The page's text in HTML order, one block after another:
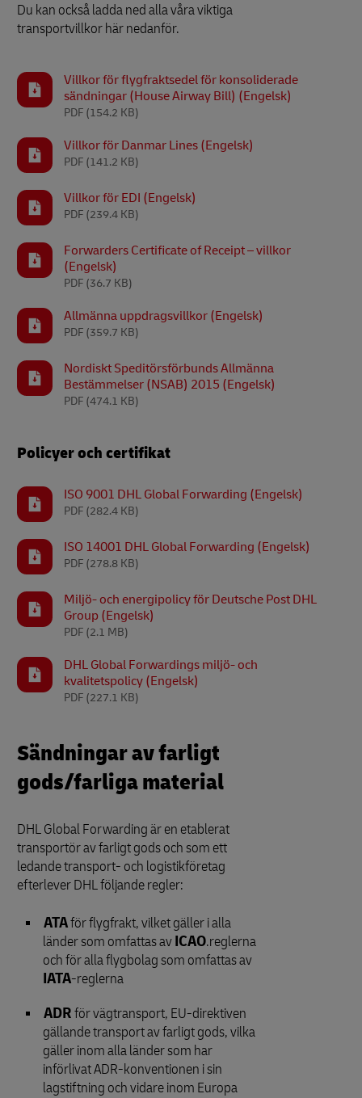
Du kan också ladda ned alla våra viktiga
transportvillkor här nedanför.
Villkor för flygfraktsedel för konsoliderade
sändningar (House Airway Bill) (Engelsk)
PDF (154.2 KB)
Villkor för Danmar Lines (Engelsk)
PDF (141.2 KB)
Villkor för EDI (Engelsk)
PDF (239.4 KB)
Forwarders Certificate of Receipt – villkor
(Engelsk)
PDF (36.7 KB)
Allmänna uppdragsvillkor (Engelsk)
PDF (359.7 KB)
Nordiskt Speditörsförbunds Allmänna
Bestämmelser (NSAB) 2015 (Engelsk)
PDF (474.1 KB)
Policyer och certifikat
ISO 9001 DHL Global Forwarding (Engelsk)
PDF (282.4 KB)
ISO 14001 DHL Global Forwarding (Engelsk)
PDF (278.8 KB)
Miljö- och energipolicy för Deutsche Post DHL
Group (Engelsk)
PDF (2.1 MB)
DHL Global Forwardings miljö- och
kvalitetspolicy (Engelsk)
PDF (227.1 KB)
Sändningar av farligt
gods/farliga material
DHL Global Forwarding är en etablerat
transportör av farligt gods och som ett
ledande transport- och logistikföretag
efterlever DHL följande regler:
ATAför flygfrakt, vilket gäller i alla
länder som omfattas avICAO.reglerna
och för alla flygbolag som omfattas av
IATA-reglerna
ADRför vägtransport, EU-direktiven
gällande transport av farligt gods, vilka
gäller inom alla länder som har
införlivat ADR-konventionen i sin
lagstiftning och vidare inom Europa